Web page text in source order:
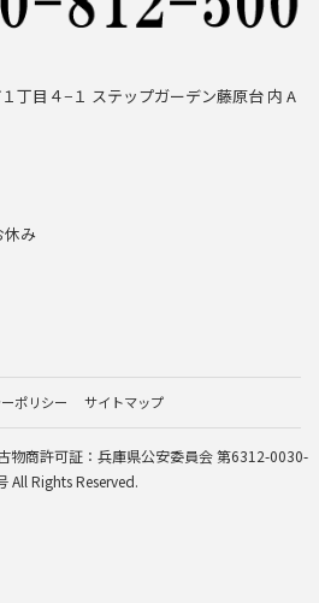
丁目４−１ ステップガーデン藤原台 内 A
休み
ポリシー サイトマップ
商許可証：兵庫県公安委員会 第6312-0030-
All Rights Reserved.